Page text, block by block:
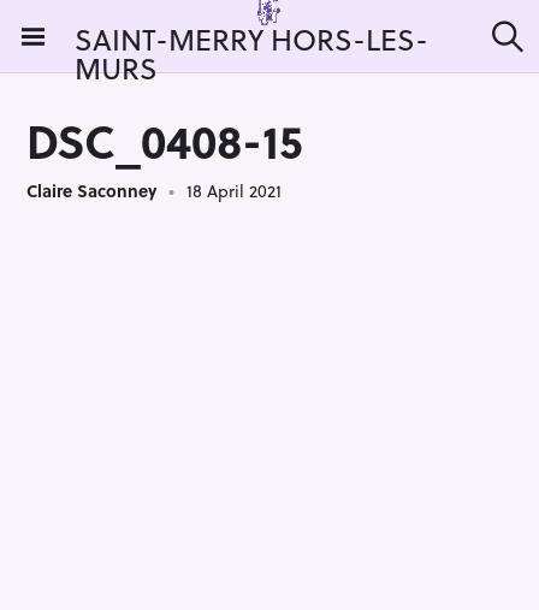
i
SAINT-MERRY HORS-LES-
MURS e
DSC_0408-15
Claire Saconney 18 April 2021